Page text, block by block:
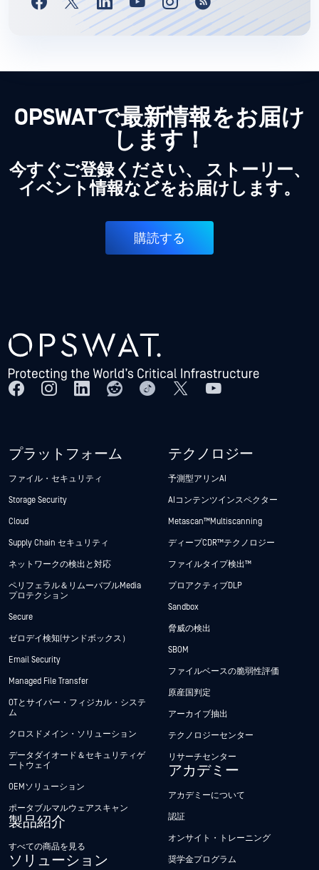
OPSWATで最新情報をお届け
します！
今すぐご登録ください、 ストーリー、
イベント情報などをお届けします。
購読する
プラットフォーム
ファイル・セキュリティ
Storage Security
Cloud
Supply Chain セキュリティ
ネットワークの検出と対応
ペリフェラル＆リムーバブルMedia
プロテクション
Secure
ゼロデイ検知(サンドボックス）
Email Security
Managed File Transfer
OTとサイバー・フィジカル・システ
ム
クロスドメイン・ソリューション
データダイオード＆セキュリティゲ
ートウェイ
OEMソリューション
ポータブルマルウェアスキャン
製品紹介
すべての商品を見る
ソリューション
テクノロジー
予測型アリンAI
AIコンテンツインスペクター
Metascan™ Multiscanning
ディープCDR™テクノロジー
ファイルタイプ検出™
プロアクティブDLP
Sandbox
脅威の検出
SBOM
ファイルベースの脆弱性評価
原産国判定
アーカイブ抽出
テクノロジーセンター
リサーチセンター
アカデミー
アカデミーについて
認証
オンサイト・トレーニング
奨学金プログラム